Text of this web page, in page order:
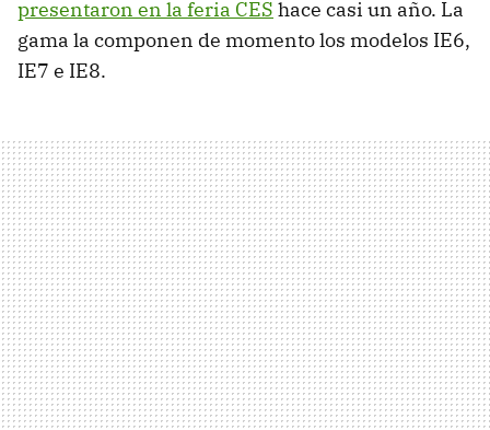
presentaron en la feria CES hace casi un año. La
gama la componen de momento los modelos IE6,
IE7 e IE8.